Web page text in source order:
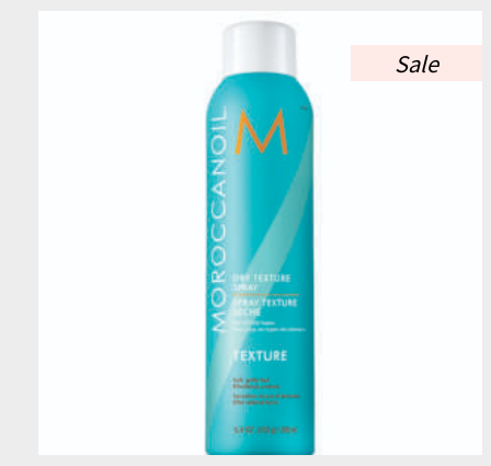
Sale
Dieses
Produkt
weist
mehrere
Varianten
auf.
Optionen
können
auf